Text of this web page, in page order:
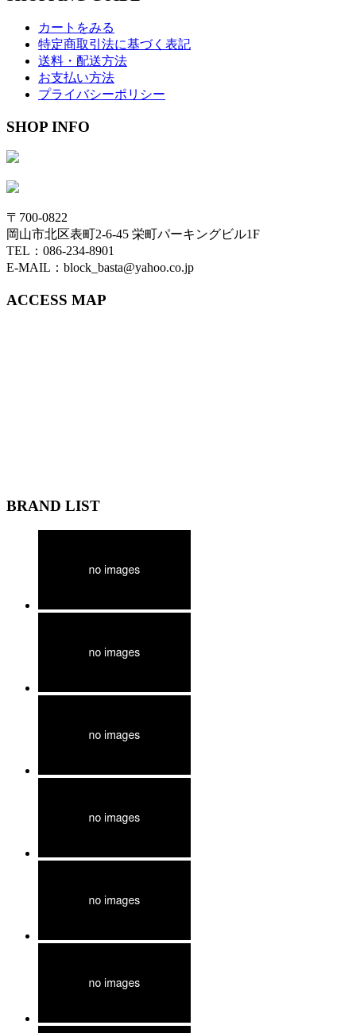
カートをみる
特定商取引法に基づく表記
送料・配送方法
お支払い方法
プライバシーポリシー
SHOP INFO
〒700-0822
岡山市北区表町2-6-45 栄町パーキングビル1F
TEL：086-234-8901
E-MAIL：block_basta@yahoo.co.jp
ACCESS MAP
BRAND LIST